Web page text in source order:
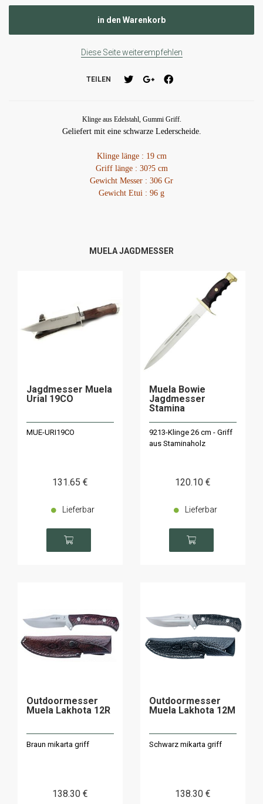
Diese Seite weiterempfehlen
TEILEN
Klinge aus Edelstahl, Gummi Griff.
Geliefert mit eine schwarze Lederscheide.
Klinge länge : 19 cm
Griff länge : 30?5 cm
Gewicht Messer : 306 Gr
Gewicht Etui : 96 g
MUELA JAGDMESSER
Jagdmesser Muela
Urial 19CO
MUE-URI19CO
131.65 €
Lieferbar
Muela Bowie
Jagdmesser
Stamina
9213-Klinge 26 cm - Griff
aus Staminaholz
120.10 €
Lieferbar
Outdoormesser
Muela Lakhota 12R
Braun mikarta griff
138.30 €
Outdoormesser
Muela Lakhota 12M
Schwarz mikarta griff
138.30 €